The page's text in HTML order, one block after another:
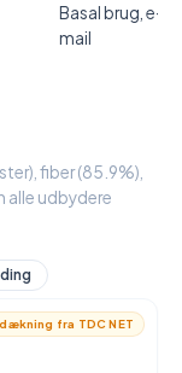
Basal brug, e-
mail
fiber (85.9%),
alle udbydere
fra TDC NET